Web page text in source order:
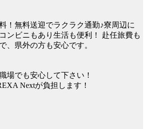
！無料送迎でラクラク通勤♪寮周辺に
ンビニもあり生活も便利！ 赴任旅費も
、県外の方も安心です。
場でも安心して下さい！
Nextが負担します！